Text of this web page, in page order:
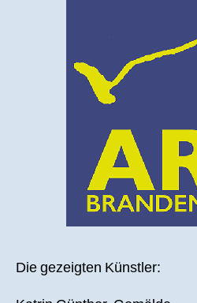
Die gezeigten Künstler: